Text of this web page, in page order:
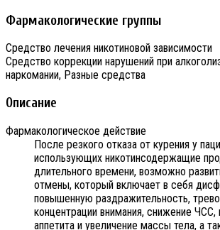
Фармакологические группы
Средство лечения никотиновой зависимости
Средство коррекции нарушений при
наркомании, Разные средства
Описание
Фармакологическое действие
После резкого отказа от курения у
использующих никотинсодержащие
длительного времени, возможно
отмены, который включает в себя
повышенную раздражительность,
концентрации внимания, снижение
аппетита и увеличение массы тела, а